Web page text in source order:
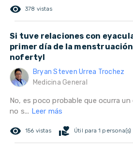
remove_red_eye 378 vistas
Si tuve relaciones con
primer día de la
nofertyl
Bryan Steven Urrea Trochez
Medicina General
No, es poco probable que ocurra
no s... Leer más
remove_red_eye 156 vistas volunteer_activism Útil para 1 persona(s)